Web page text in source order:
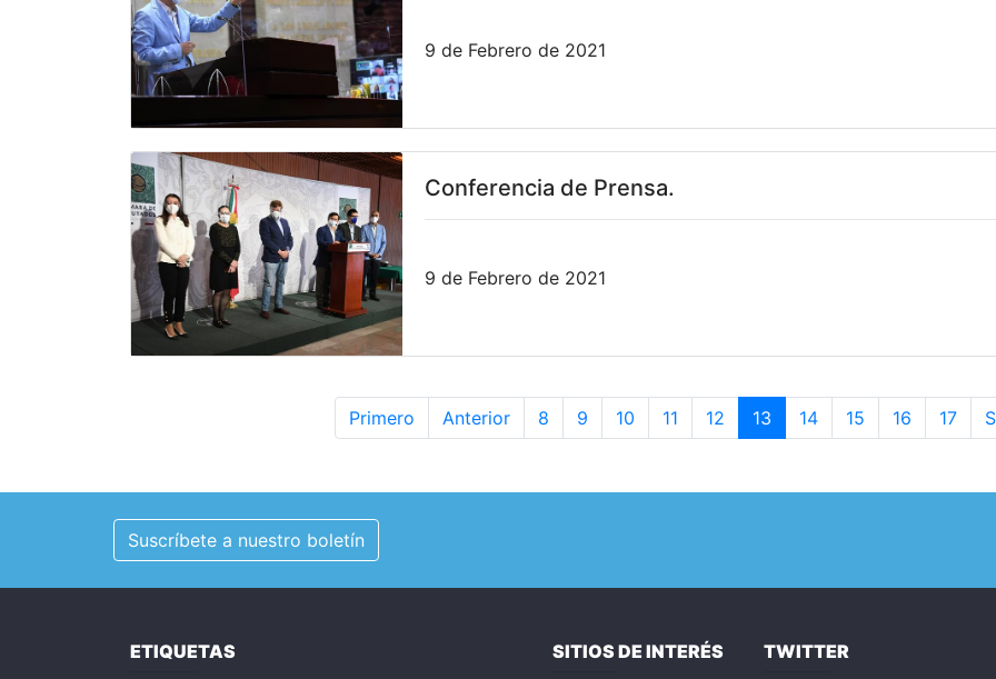
9 de Febrero de 2021
Conferencia de Prensa.
9 de Febrero de 2021
Primero Anterior 8 9 10 11 12 13 14 15 16 17
Suscríbete a nuestro boletín
ETIQUETAS SITIOS DE INTERÉS TWITTER